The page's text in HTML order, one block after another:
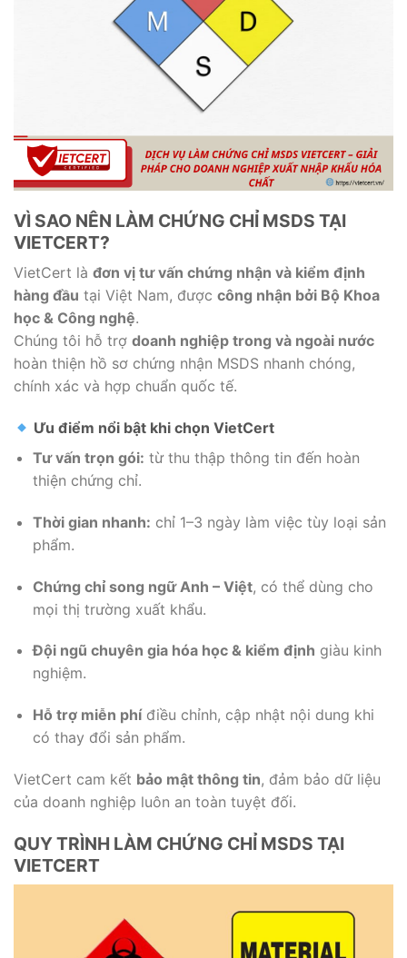
VÌ SAO NÊN LÀM CHỨNG CHỈ MSDS TẠI
VIETCERT?
VietCert là đơn vị tư vấn chứng nhận và kiểm định
hàng đầu tại Việt Nam, được công nhận bởi Bộ Khoa
học & Công nghệ.
Chúng tôi hỗ trợ doanh nghiệp trong và ngoài nước
hoàn thiện hồ sơ chứng nhận MSDS nhanh chóng,
chính xác và hợp chuẩn quốc tế.
Ưu điểm nổi bật khi chọn VietCert
Tư vấn trọn gói: từ thu thập thông tin đến hoàn
thiện chứng chỉ.
Thời gian nhanh: chỉ 1–3 ngày làm việc tùy loại sản
phẩm.
Chứng chỉ song ngữ Anh – Việt, có thể dùng cho
mọi thị trường xuất khẩu.
Đội ngũ chuyên gia hóa học & kiểm định giàu kinh
nghiệm.
Hỗ trợ miễn phíđiều chỉnh, cập nhật nội dung khi
có thay đổi sản phẩm.
VietCert cam kết bảo mật thông tin, đảm bảo dữ liệu
của doanh nghiệp luôn an toàn tuyệt đối.
QUY TRÌNH LÀM CHỨNG CHỈ MSDS TẠI
VIETCERT